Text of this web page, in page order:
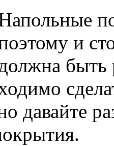
и
быть
давайте